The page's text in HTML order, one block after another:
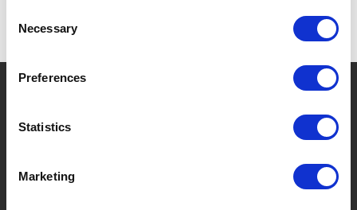
Selection
Necessary
Preferences
Statistics
Marketing
?
MARQUES & PRODUITS À PROPOS DE LIVWISE